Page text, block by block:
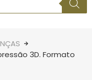
3D. Formato